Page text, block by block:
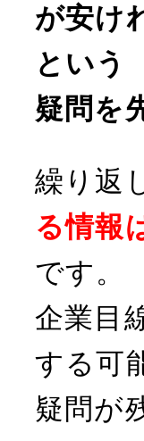
が安け
という
疑問を
繰り返
る情報
です。
企業目
する可
疑問が